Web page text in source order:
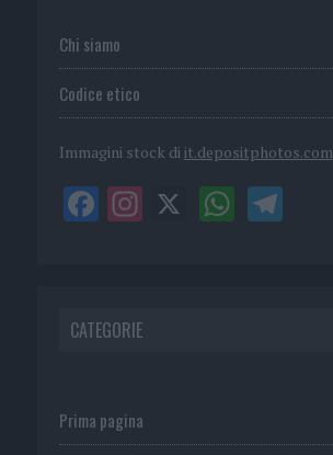
Chi siamo
Codice etico
Immagini stock di it.depositphotos.com
CATEGORIE
Prima pagina